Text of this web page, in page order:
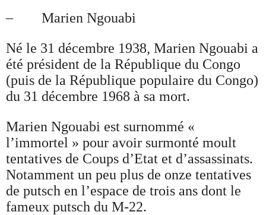
– Marien Ngouabi
Né le 31 décembre 1938, Marien Ngouabi a
été président de la République du Congo
(puis de la République populaire du Congo)
du 31 décembre 1968 à sa mort.
Marien Ngouabi est surnommé «
l’immortel » pour avoir surmonté moult
tentatives de Coups d’Etat et d’assassinats.
Notamment un peu plus de onze tentatives
de putsch en l’espace de trois ans dont le
fameux putsch du M-22.